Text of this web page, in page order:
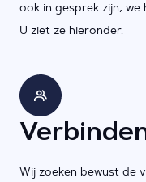
ook in gesprek zijn,
U ziet ze hieronder.
Wij zoeken bewust de